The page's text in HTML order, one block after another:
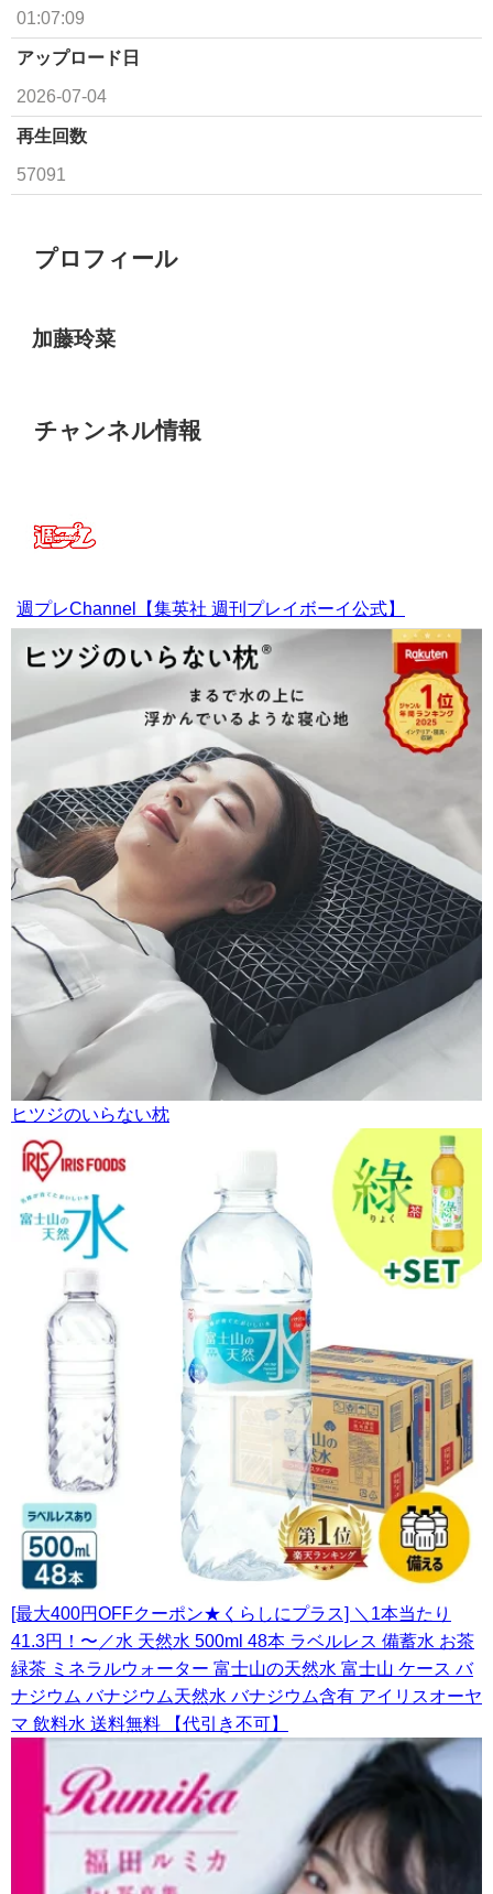
01:07:09
アップロード日
2026-07-04
再生回数
57091
プロフィール
加藤玲菜
チャンネル情報
週プレChannel【集英社 週刊プレイボーイ公式】
ヒツジのいらない枕
[最大400円OFFクーポン★くらしにプラス] ＼1本当たり
41.3円！〜／水 天然水 500ml 48本 ラベルレス 備蓄水 お茶
緑茶 ミネラルウォーター 富士山の天然水 富士山 ケース バ
ナジウム バナジウム天然水 バナジウム含有 アイリスオーヤ
マ 飲料水 送料無料 【代引き不可】